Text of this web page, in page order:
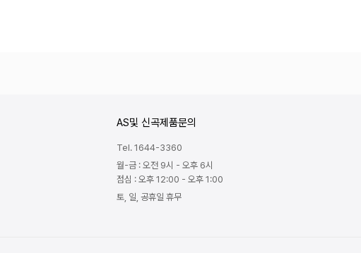
AS및 신곡제품문의
Tel. 1644-3360
월-금 : 오전 9시 - 오후 6시
점심 : 오후 12:00 - 오후 1:00
토, 일, 공휴일 휴무